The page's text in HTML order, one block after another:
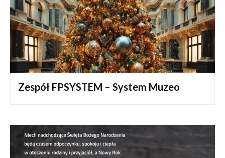
Zespół FPSYSTEM – System Muzeo